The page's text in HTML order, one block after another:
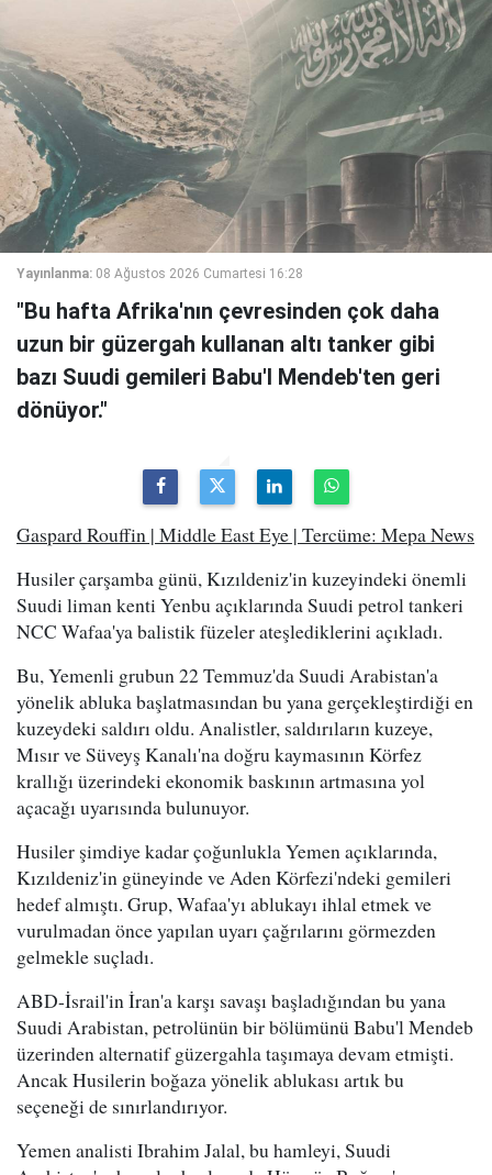
Yayınlanma: 08 Ağustos 2026 Cumartesi 16:28
"Bu hafta Afrika'nın çevresinden çok daha
uzun bir güzergah kullanan altı tanker gibi
bazı Suudi gemileri Babu'l Mendeb'ten geri
dönüyor."
Gaspard Rouffin | Middle East Eye | Tercüme: Mepa News
Husiler çarşamba günü, Kızıldeniz'in kuzeyindeki önemli
Suudi liman kenti Yenbu açıklarında Suudi petrol tankeri
NCC Wafaa'ya balistik füzeler ateşlediklerini açıkladı.
Bu, Yemenli grubun 22 Temmuz'da Suudi Arabistan'a
yönelik abluka başlatmasından bu yana gerçekleştirdiği en
kuzeydeki saldırı oldu. Analistler, saldırıların kuzeye,
Mısır ve Süveyş Kanalı'na doğru kaymasının Körfez
krallığı üzerindeki ekonomik baskının artmasına yol
açacağı uyarısında bulunuyor.
Husiler şimdiye kadar çoğunlukla Yemen açıklarında,
Kızıldeniz'in güneyinde ve Aden Körfezi'ndeki gemileri
hedef almıştı. Grup, Wafaa'yı ablukayı ihlal etmek ve
vurulmadan önce yapılan uyarı çağrılarını görmezden
gelmekle suçladı.
ABD-İsrail'in İran'a karşı savaşı başladığından bu yana
Suudi Arabistan, petrolünün bir bölümünü Babu'l Mendeb
üzerinden alternatif güzergahla taşımaya devam etmişti.
Ancak Husilerin boğaza yönelik ablukası artık bu
seçeneği de sınırlandırıyor.
Yemen analisti Ibrahim Jalal, bu hamleyi, Suudi